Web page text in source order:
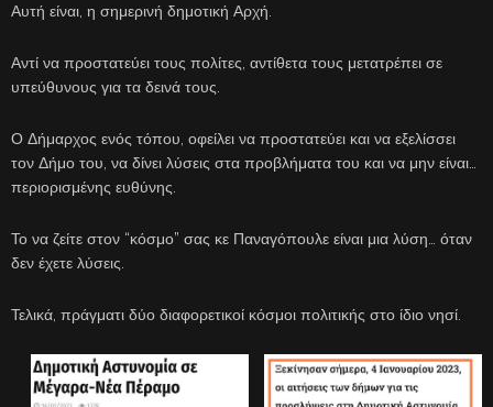
Αυτή είναι, η σημερινή δημοτική Αρχή.
Αντί να προστατεύει τους πολίτες, αντίθετα τους μετατρέπει σε
υπεύθυνους για τα δεινά τους.
Ο Δήμαρχος ενός τόπου, οφείλει να προστατεύει και να εξελίσσει
τον Δήμο του, να δίνει λύσεις στα προβλήματα του και να μην είναι…
περιορισμένης ευθύνης.
Το να ζείτε στον “κόσμο” σας κε Παναγόπουλε είναι μια λύση… όταν
δεν έχετε λύσεις.
Τελικά, πράγματι δύο διαφορετικοί κόσμοι πολιτικής στο ίδιο νησί.